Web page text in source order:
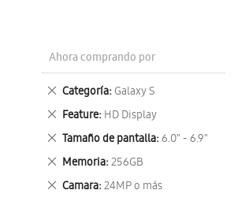
Ahora comprando por
Categoría Galaxy S
Eliminar
este
artículo
Feature HD Display
Eliminar
este
artículo
Tamaño de pantalla 6.0" - 6.9"
Eliminar
este
artículo
Memoria 256GB
Eliminar
este
artículo
Camara 24MP o más
Eliminar